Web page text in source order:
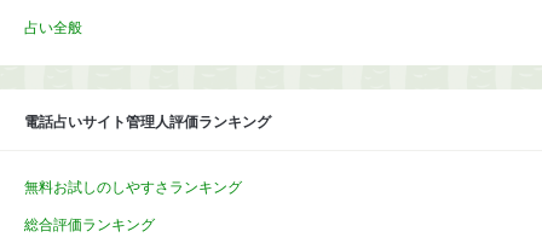
占い全般
電話占いサイト管理人評価ランキング
無料お試しのしやすさランキング
総合評価ランキング